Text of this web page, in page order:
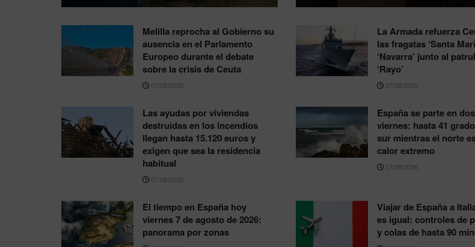
Melilla reprocha al Gobierno su
ausencia en el Parlamento
Europeo durante el debate
sobre la crisis de Ceuta
07/08/2026
La Armada refuerza
las fragatas ‘Santa
‘Navarra’ junto al
‘Rayo’
07/08/2026
Las ayudas por viviendas
destruidas en los incendios
llegan hasta 15.120 euros y
exigen que sea la residencia
habitual
07/08/2026
España se parte en
viernes: hasta 41
sur mientras el norte
calor extremo
07/08/2026
El tiempo en España hoy
viernes 7 de agosto de 2026:
panorama por zonas
Viajar de España a
es igual: controles de
y colas de hasta 90